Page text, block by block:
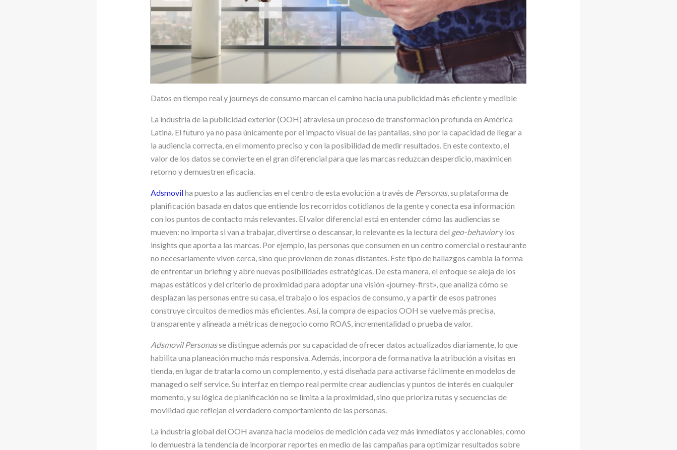
Datos en tiempo real y journeys de consumo marcan el camino hacia una publicidad más eficiente y medible
La industria de la publicidad exterior (OOH) atraviesa un proceso de transformación profunda en América
Latina. El futuro ya no pasa únicamente por el impacto visual de las pantallas, sino por la capacidad de llegar a
la audiencia correcta, en el momento preciso y con la posibilidad de medir resultados. En este contexto, el
valor de los datos se convierte en el gran diferencial para que las marcas reduzcan desperdicio, maximicen
retorno y demuestren eficacia.
Adsmovilha puesto a las audiencias en el centro de esta evolución a través de Personas, su plataforma de
planificación basada en datos que entiende los recorridos cotidianos de la gente y conecta esa información
con los puntos de contacto más relevantes. El valor diferencial está en entender cómo las audiencias se
mueven: no importa si van a trabajar, divertirse o descansar, lo relevante es la lectura del geo-behaviory los
insights que aporta a las marcas. Por ejemplo, las personas que consumen en un centro comercial o restaurante
no necesariamente viven cerca, sino que provienen de zonas distantes. Este tipo de hallazgos cambia la forma
de enfrentar un briefing y abre nuevas posibilidades estratégicas. De esta manera, el enfoque se aleja de los
mapas estáticos y del criterio de proximidad para adoptar una visión «journey-first», que analiza cómo se
desplazan las personas entre su casa, el trabajo o los espacios de consumo, y a partir de esos patrones
construye circuitos de medios más eficientes. Así, la compra de espacios OOH se vuelve más precisa,
transparente y alineada a métricas de negocio como ROAS, incrementalidad o prueba de valor.
Adsmovil Personasse distingue además por su capacidad de ofrecer datos actualizados diariamente, lo que
habilita una planeación mucho más responsiva. Además, incorpora de forma nativa la atribución a visitas en
tienda, en lugar de tratarla como un complemento, y está diseñada para activarse fácilmente en modelos de
managed o self service. Su interfaz en tiempo real permite crear audiencias y puntos de interés en cualquier
momento, y su lógica de planificación no se limita a la proximidad, sino que prioriza rutas y secuencias de
movilidad que reflejan el verdadero comportamiento de las personas.
La industria global del OOH avanza hacia modelos de medición cada vez más inmediatos y accionables, como
lo demuestra la tendencia de incorporar reportes en medio de las campañas para optimizar resultados sobre